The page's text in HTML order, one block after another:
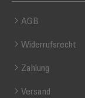
AGB
Widerrufsrecht
Zahlung
Versand